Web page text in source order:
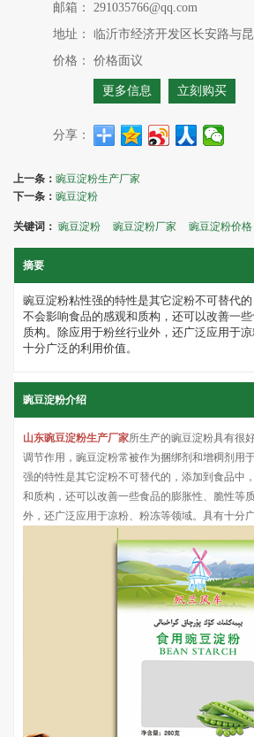
邮箱：
291035766@qq.com
地址：
临沂市经济开发区长安路与
价格：
价格面议
更多信息 立刻购买
分享：
上一条： 豌豆淀粉生产厂家
下一条： 豌豆淀粉
关键词： 豌豆淀粉 豌豆淀粉厂家 豌豆淀粉价格
摘要
豌豆淀粉粘性强的特性是其它淀粉不可替代
不会影响食品的感观和质构，还可以改善一
质构。除应用于粉丝行业外，还广泛应用于
十分广泛的利用价值。
豌豆淀粉介绍
山东豌豆淀粉生产厂家所生产的豌豆淀粉具有很
调节作用，豌豆淀粉常被作为捆绑剂和增稠剂用
强的特性是其它淀粉不可替代的，添加到食品中
和质构，还可以改善一些食品的膨胀性、脆性等
外，还广泛应用于凉粉、粉冻等领域。具有十分